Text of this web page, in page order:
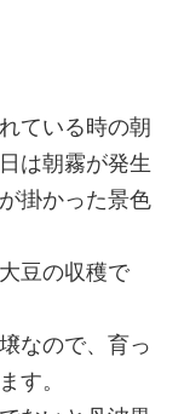
ている時の朝
は朝霧が発生
掛かった景色
豆の収穫で
なので、育っ
す。